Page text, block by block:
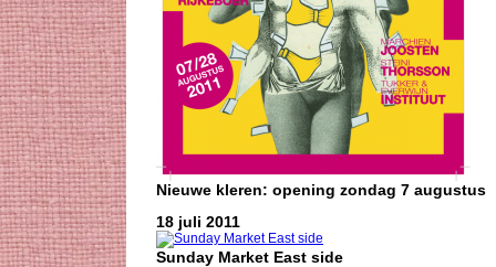
Nieuwe kleren: opening zondag 7 augustus
18 juli 2011
Sunday Market East side